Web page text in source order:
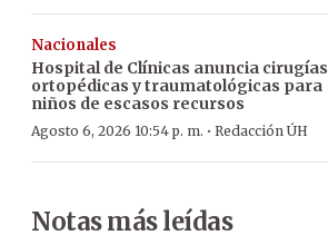
Nacionales
Hospital de Clínicas anuncia cirugías
ortopédicas y traumatológicas para
niños de escasos recursos
Agosto 6, 2026 10:54 p. m. · Redacción ÚH
Notas más leídas